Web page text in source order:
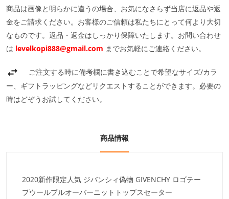
商品は画像と明らかに違うの場合、お気になさらず当店に返品や返
金をご請求ください。お客様のご信頼は私たちにとって何より大切
なものです。返品・返金はしっかり保障いたします。お問い合わせ
は levelkopi888@gmail.com までお気軽にご連絡ください。
ご注文する時に備考欄に書き込むことで希望なサイズ/カラ
ー、ギフトラッピングなどリクエストすることができます。必要の
時はどぞうお試してください。
商品情報
2020新作限定人気 ジバンシィ偽物 GIVENCHY ロゴテー
プウールプルオーバーニットトップスセーター